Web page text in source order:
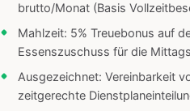
brutto/Monat (Basis
Mahlzeit: 5% Treuebonus auf
Essenszuschuss für die
Ausgezeichnet: Vereinbarkeit
zeitgerechte